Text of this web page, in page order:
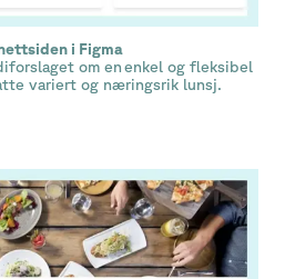
i Figma
om en enkel og fleksibel
variert og næringsrik lunsj.